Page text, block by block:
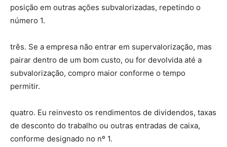
posição em outras ações subvalorizadas, repetindo o
número 1.
três. Se a empresa não entrar em supervalorização, mas
pairar dentro de um bom custo, ou for devolvida até a
subvalorização, compro maior conforme o tempo
permitir.
quatro. Eu reinvesto os rendimentos de dividendos, taxas
de desconto do trabalho ou outras entradas de caixa,
conforme designado no nº 1.